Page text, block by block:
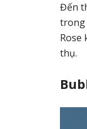
Đến
trong
Rose
thụ.